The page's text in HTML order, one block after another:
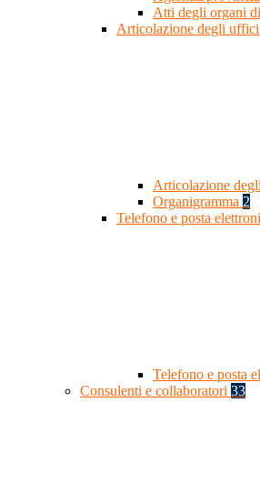
Atti degli organi
Articolazione degli uffici
Articolazione
Organigramma 2
Telefono e posta
Telefono e posta
Consulenti e collaboratori 33